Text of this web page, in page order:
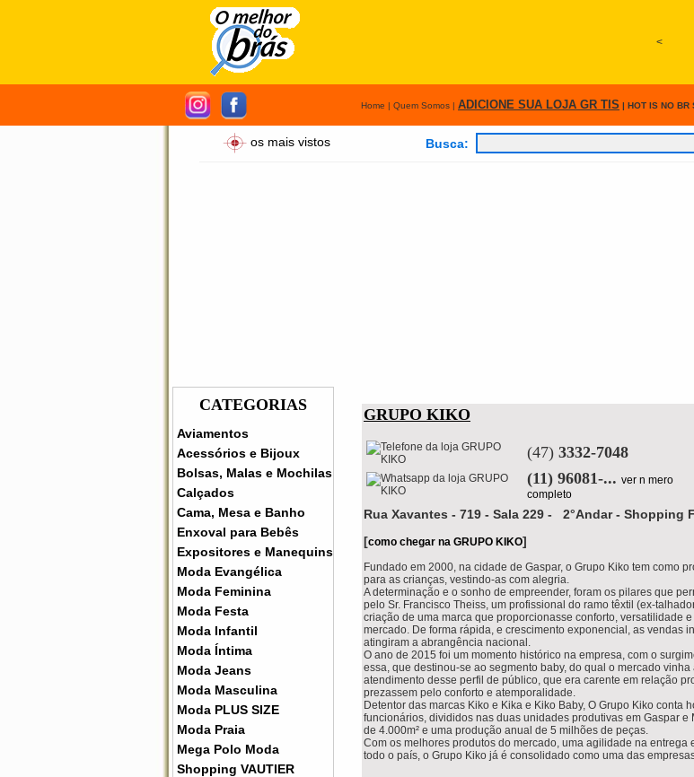
<
Home | Quem Somos | ADICIONE SUA LOJA GR TIS | HOT IS NO BR
os mais vistos Busca:
CATEGORIAS
Aviamentos
Acessórios e Bijoux
Bolsas, Malas e Mochilas
Calçados
Cama, Mesa e Banho
Enxoval para Bebês
Expositores e Manequins
Moda Evangélica
Moda Feminina
Moda Festa
Moda Infantil
Moda Íntima
Moda Jeans
Moda Masculina
Moda PLUS SIZE
Moda Praia
Mega Polo Moda
Shopping VAUTIER
GRUPO KIKO
(47) 3332-7048
(11) 96081-... ver n mero
completo
Rua Xavantes - 719 - Sala 229 - 2°Andar - Shopping
[como chegar na GRUPO KIKO]
Fundado em 2000, na cidade de Gaspar, o Grupo Kiko tem como
para as crianças, vestindo-as com alegria.
A determinação e o sonho de empreender, foram os pilares que
pelo Sr. Francisco Theiss, um profissional do ramo têxtil (ex-
criação de uma marca que proporcionasse conforto, versatilidade
mercado. De forma rápida, e crescimento exponencial, as vendas
atingiram a abrangência nacional.
O ano de 2015 foi um momento histórico na empresa, com o
essa, que destinou-se ao segmento baby, do qual o mercado
atendimento desse perfil de público, que era carente em relação
prezassem pelo conforto e atemporalidade.
Detentor das marcas Kiko e Kika e Kiko Baby, O Grupo Kiko conta
funcionários, divididos nas duas unidades produtivas em Gaspar e
de 4.000m² e uma produção anual de 5 milhões de peças.
Com os melhores produtos do mercado, uma agilidade na entrega
todo o país, o Grupo Kiko já é consolidado como uma das